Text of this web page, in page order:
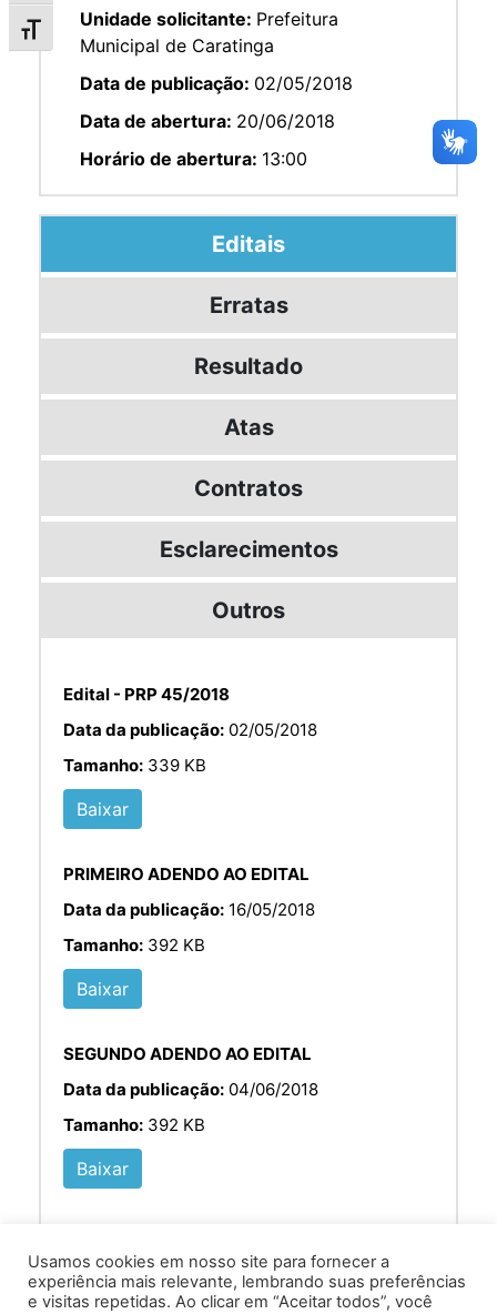
Alternar tamanho da fonte
Unidade solicitante: Prefeitura
Municipal de Caratinga
Data de publicação: 02/05/2018
Data de abertura: 20/06/2018
Horário de abertura: 13:00
Editais
Erratas
Resultado
Atas
Contratos
Esclarecimentos
Outros
Edital - PRP 45/2018
Data da publicação: 02/05/2018
Tamanho: 339 KB
Baixar
PRIMEIRO ADENDO AO EDITAL
Data da publicação: 16/05/2018
Tamanho: 392 KB
Baixar
SEGUNDO ADENDO AO EDITAL
Data da publicação: 04/06/2018
Tamanho: 392 KB
Baixar
Usamos cookies em nosso site para fornecer a
experiência mais relevante, lembrando suas preferências
e visitas repetidas. Ao clicar em “Aceitar todos”, você